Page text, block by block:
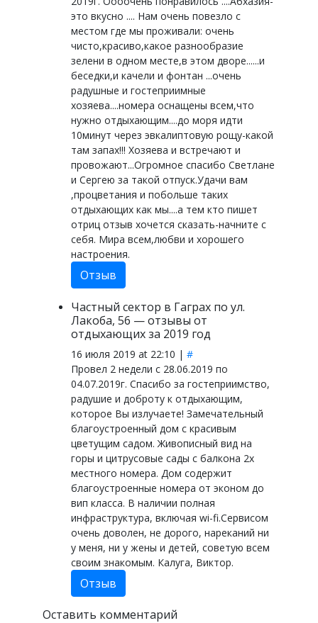
это вкусно .... Нам очень повезло с
местом где мы проживали: очень
чисто,красиво,какое разнообразие
зелени в одном месте,в этом дворе......и
беседки,и качели и фонтан ...очень
радушные и гостеприимные
хозяева....номера оснащены всем,что
нужно отдыхающим....до моря идти
10минут через эвкалиптовую рощу-какой
там запах!!! Хозяева и встречают и
провожают...Огромное спасибо Светлане
и Сергею за такой отпуск.Удачи вам
,процветания и побольше таких
отдыхающих как мы....а тем кто пишет
отриц отзыв хочется сказать-начните с
себя. Мира всем,любви и хорошего
настроения.
Отзыв
Частный сектор в Гаграх по ул.
Лакоба, 56 — отзывы от
отдыхающих за 2019 год
16 июля 2019 at 22:10 | #
Провел 2 недели с 28.06.2019 по
04.07.2019г. Спасибо за гостеприимство,
радушие и доброту к отдыхающим,
которое Вы излучаете! Замечательный
благоустроенный дом с красивым
цветущим садом. Живописный вид на
горы и цитрусовые сады с балкона 2х
местного номера. Дом содержит
благоустроенные номера от эконом до
вип класса. В наличии полная
инфраструктура, включая wi-fi.Сервисом
очень доволен, не дорого, нареканий ни
у меня, ни у жены и детей, советую всем
своим знакомым. Калуга, Виктор.
Отзыв
Оставить комментарий